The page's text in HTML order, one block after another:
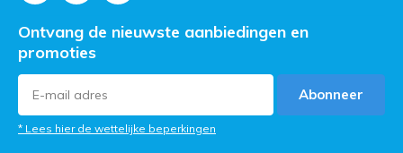
Ontvang de nieuwste aanbiedingen en
promoties
Abonneer
* Lees hier de wettelijke beperkingen